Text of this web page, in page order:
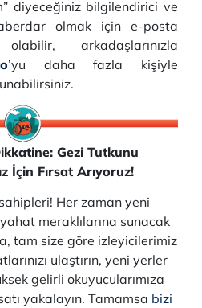
diyeceğiniz bilgilendirici ve
olmak için e-posta
arkadaşlarınızla
’yu daha fazla kişiyle
Gezi Tutkunu
İçin Fırsat Arıyoruz!
Her zaman yeni
meraklılarına sunacak
tam size göre izleyicilerimiz
ulaştırın, yeni yerler
gelirli okuyucularımıza
yakalayın. Tamamsa bizi